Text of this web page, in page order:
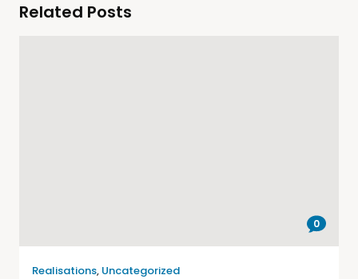
Related Posts
0
Realisations, Uncategorized